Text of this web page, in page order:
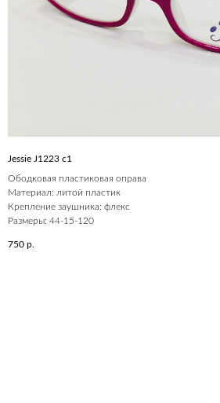
Jessie J1223 c1
Ободковая пластиковая оправа
Материал: литой пластик
Крепление заушника: флекс
Размеры: 44-15-120
750 р.